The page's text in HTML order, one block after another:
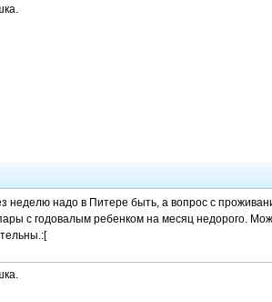
неделю надо в Питере быть, а вопрос с
с годовалым ребенком на месяц недорого.